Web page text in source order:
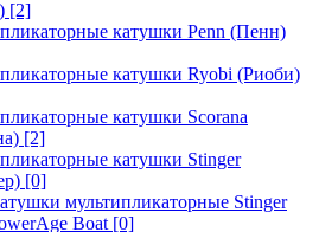
[2]
катушки Penn (Пенн)
катушки Ryobi (Риоби)
катушки Scorana
[2]
катушки Stinger
[0]
мультипликаторные Stinger
Boat [0]